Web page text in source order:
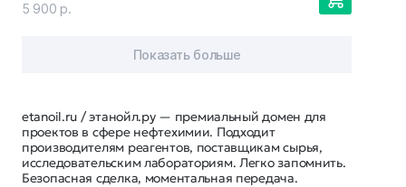
etanoil.ru / этанойл.ру — премиальный домен для
проектов в сфере нефтехимии. Подходит
производителям реагентов, поставщикам сырья,
исследовательским лабораториям. Легко запомнить.
Безопасная сделка, моментальная передача.
5 900 р.
Показать больше